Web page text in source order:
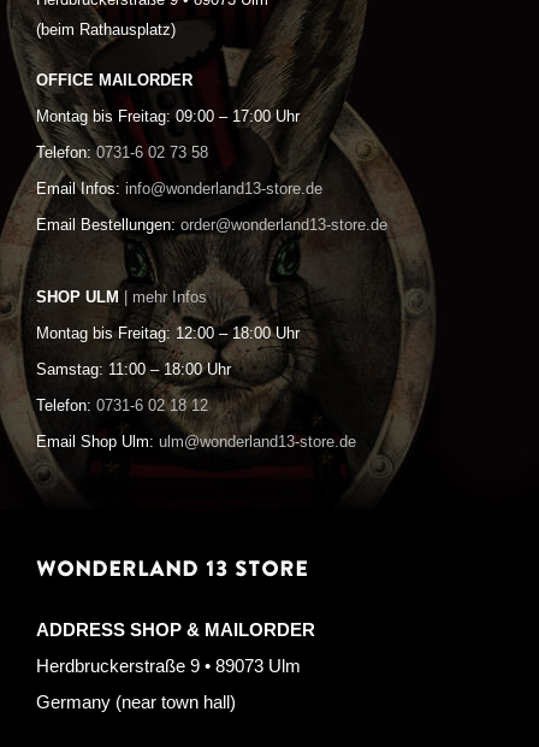
(beim Rathausplatz)
OFFICE MAILORDER
Montag bis Freitag: 09:00 – 17:00 Uhr
Telefon: 0731-6 02 73 58
Email Infos: info@wonderland13-store.de
Email Bestellungen: order@wonderland13-store.de
SHOP ULM | mehr Infos
Montag bis Freitag: 12:00 – 18:00 Uhr
Samstag: 11:00 – 18:00 Uhr
Telefon: 0731-6 02 18 12
Email Shop Ulm: ulm@wonderland13-store.de
WONDERLAND 13 STORE
ADDRESS SHOP & MAILORDER
Herdbruckerstraße 9 • 89073 Ulm
Germany (near town hall)